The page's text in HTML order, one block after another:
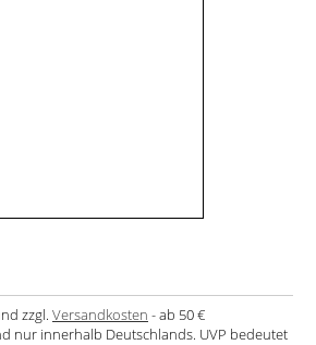
zzgl. Versandkosten - ab 50 €
nur innerhalb Deutschlands. UVP bedeutet